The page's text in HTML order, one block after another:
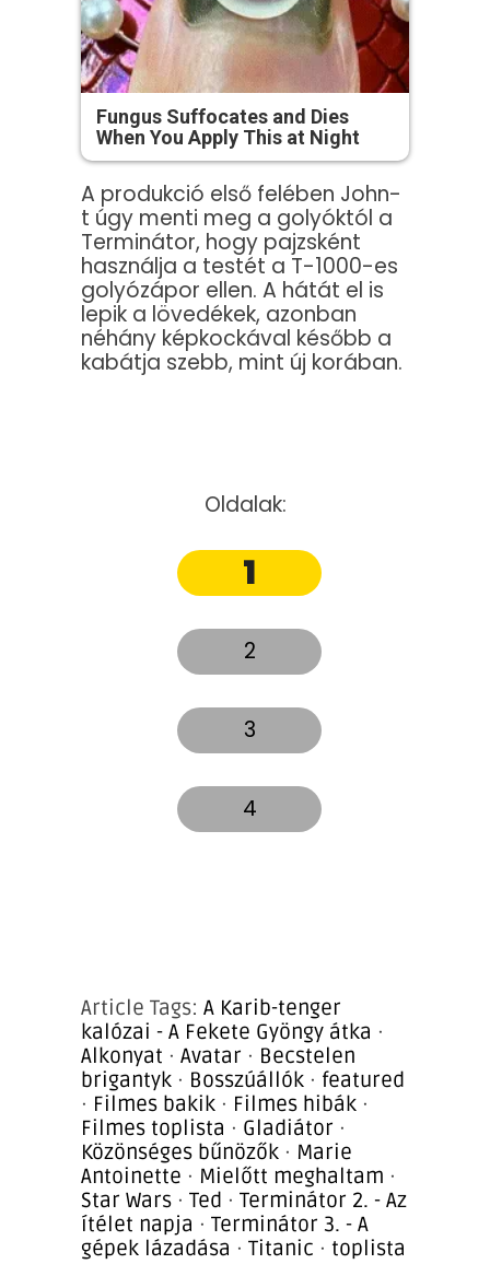
Fungus Suffocates and Dies
When You Apply This at Night
A produkció első felében John-
t úgy menti meg a golyóktól a
Terminátor, hogy pajzsként
használja a testét a T-1000-es
golyózápor ellen. A hátát el is
lepik a lövedékek, azonban
néhány képkockával később a
kabátja szebb, mint új korában.
Oldalak:
1
2
3
4
Article Tags: A Karib-tenger
kalózai - A Fekete Gyöngy átka ·
Alkonyat · Avatar · Becstelen
brigantyk · Bosszúállók · featured
· Filmes bakik · Filmes hibák ·
Filmes toplista · Gladiátor ·
Közönséges bűnözők · Marie
Antoinette · Mielőtt meghaltam ·
Star Wars · Ted · Terminátor 2. - Az
ítélet napja · Terminátor 3. - A
gépek lázadása · Titanic · toplista